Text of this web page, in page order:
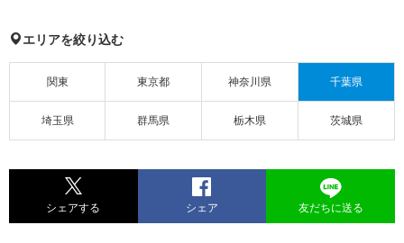
エリアを絞り込む
関東 東京都 神奈川県 千葉県
埼玉県 群馬県 栃木県 茨城県
シェアする シェア 友だちに送る